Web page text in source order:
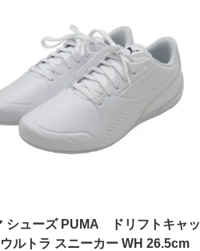
シューズ PUMA ドリフトキャッ
ウルトラ スニーカー WH 26.5cm